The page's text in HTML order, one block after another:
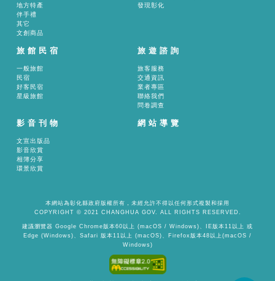
地方特產
伴手禮
其它
文創商品
發現彰化
旅館民宿
一般旅館
民宿
好客民宿
星級旅館
旅遊諮詢
旅客服務
交通資訊
業者專區
聯絡我們
問卷調查
影音刊物
文宣出版品
影音欣賞
相簿分享
環景欣賞
網站導覽
本網站為彰化縣政府版權所有，未經允許不得以任何形式複製和採用
COPYRIGHT © 2021 CHANGHUA GOV. ALL RIGHTS RESERVED.
建議瀏覽器 Google Chrome版本60以上 (macOS / Windows)、IE版本11以上 或
Edge (Windows)、Safari 版本11以上 (macOS)、Firefox版本48以上(macOS /
Windows)